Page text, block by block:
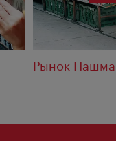
Рынок